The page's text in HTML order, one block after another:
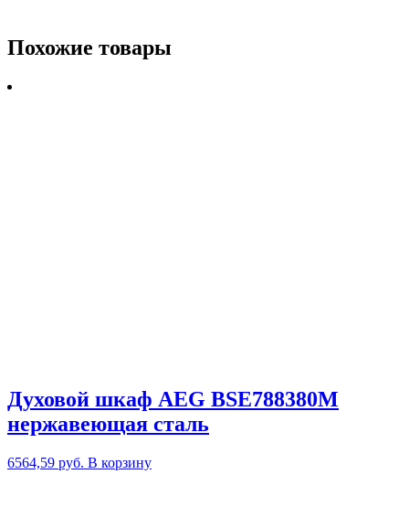
Похожие товары
Духовой шкаф AEG BSE788380M
нержавеющая сталь
6564,59 руб. В корзину